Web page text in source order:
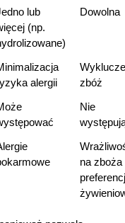
lub
(np.
Dowolna
alergii
zbóż
Nie
na zboża